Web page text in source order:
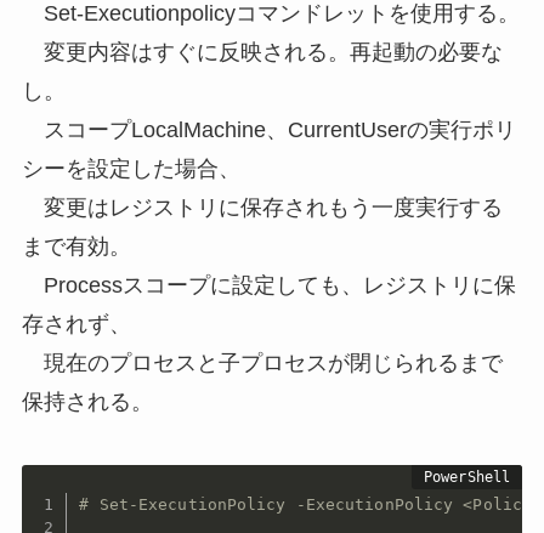
Set-Executionpolicyコマンドレットを使用する。
変更内容はすぐに反映される。再起動の必要な
し。
スコープLocalMachine、CurrentUserの実行ポリ
シーを設定した場合、
変更はレジストリに保存されもう一度実行する
まで有効。
Processスコープに設定しても、レジストリに保
存されず、
現在のプロセスと子プロセスが閉じられるまで
保持される。
# Set-ExecutionPolicy -ExecutionPolicy